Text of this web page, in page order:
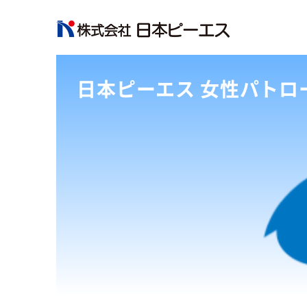
日本ピーエス 女性パトロ